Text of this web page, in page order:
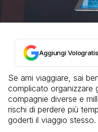
Aggiungi
Se ami viaggiare, sai
complicato organizzare
compagnie diverse e
rischi di perdere più
goderti il viaggio stesso.